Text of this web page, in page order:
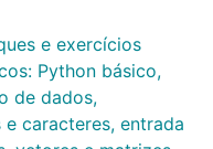
e exercícios
Python básico,
de dados,
caracteres, entrada